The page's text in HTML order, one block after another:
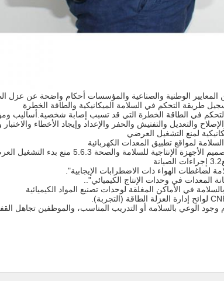
الوطنية والصناعية والمؤسسات أحكام واضحة عن عزل
التحكم في الطاقة الخطرة التي قد تسبب إصابة شخصية.أساليب
والتعديل والتفتيش والحفر والإعداد وإيجاد الأخطاء
في الأماكن المغلقة لوحدات تصنيع المواد الكيميائية
وجود الوعي بالسلامة أو التدريب المناسب، والموظفين تجاهل